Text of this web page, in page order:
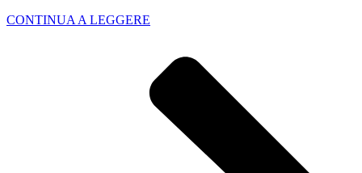
CONTINUA A LEGGERE